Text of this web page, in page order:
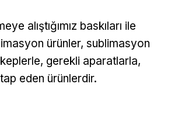
alıştığımız baskıları ile
ürünler, sublimasyon
gerekli aparatlarla,
eden ürünlerdir.